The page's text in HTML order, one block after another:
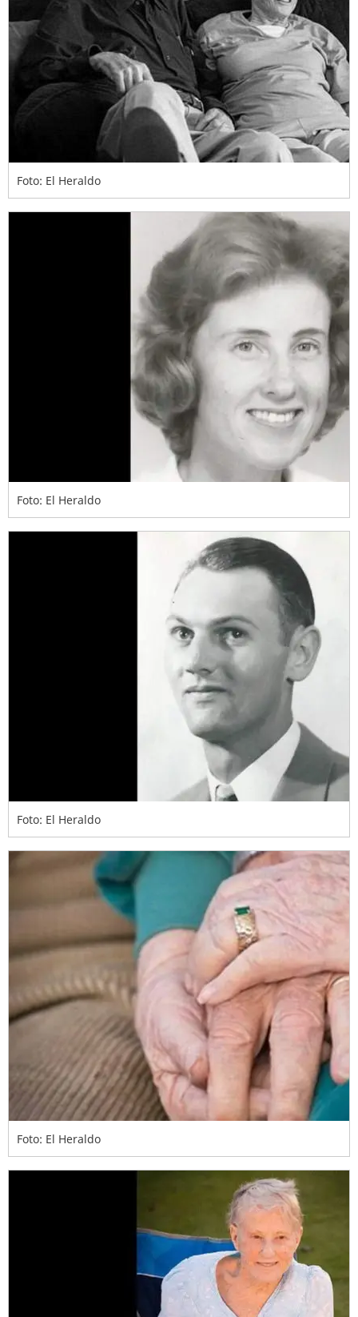
Foto: El Heraldo
Foto: El Heraldo
Foto: El Heraldo
Foto: El Heraldo